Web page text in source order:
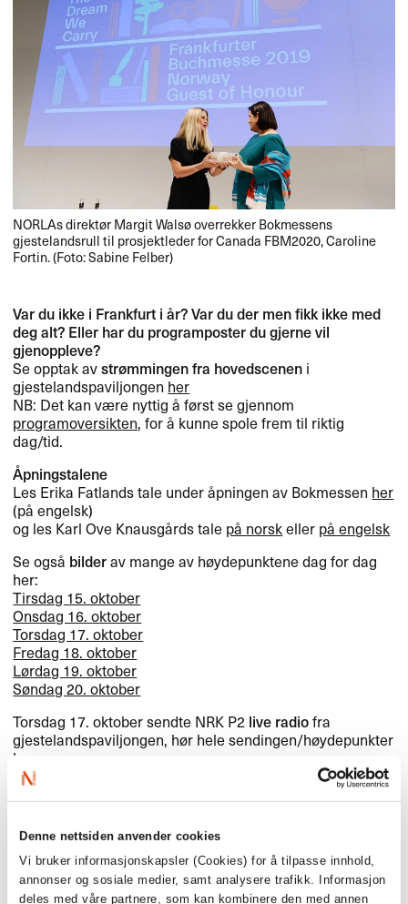
Denne nettsiden anvender cookies
Vi bruker informasjonskapsler (Cookies) for å tilpasse innhold,
annonser og sosiale medier, samt analysere trafikk. Informasjon
deles med våre partnere, som kan kombinere den med annen
NORLAs direktør Margit Walsø overrekker Bokmessens
gjestelandsrull til prosjektleder for Canada FBM2020, Caroline
Fortin. (Foto: Sabine Felber)
Var du ikke i Frankfurt i år? Var du der men fikk ikke med
deg alt? Eller har du programposter du gjerne vil
gjenoppleve?
Se opptak avstrømmingen fra hovedscenen i
gjestelandspaviljongen her
NB: Det kan være nyttig å først se gjennom
programoversikten, for å kunne spole frem til riktig
dag/tid.
Åpningstalene
Les Erika Fatlands tale under åpningen av Bokmessen her
(på engelsk)
og les Karl Ove Knausgårds tale på norskeller på engelsk
Se også bilderav mange av høydepunktene dag for dag
her:
Tirsdag 15. oktober
Onsdag 16. oktober
Torsdag 17. oktober
Fredag 18. oktober
Lørdag 19. oktober
Søndag 20. oktober
Torsdag 17. oktober sendte NRK P2 live radiofra
gjestelandspaviljongen, hør hele sendingen/høydepunkter
her
Bokmessen har lagt ut videoer fra flere arrangementer,
bl.a. Jo Nesbøs lansering avKnivherog litterær festaften
med bl.a. Maja Lunde,
(fra 01:03.00).
Se alle bokmesse-videoerher
Insta-stories
Få følelsen av å være midt i messemylderet ved å ta en